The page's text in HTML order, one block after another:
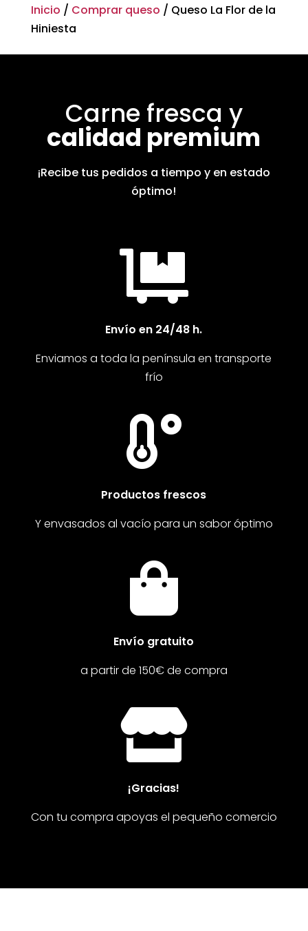
Inicio / Comprar queso / Queso La Flor de la
Hiniesta
Carne fresca y
calidad premium
¡Recibe tus pedidos a tiempo y en estado
óptimo!

Envío en 24/48 h.
Enviamos a toda la península en transporte
frío

Productos frescos
Y envasados al vacío para un sabor óptimo

Envío gratuito
a partir de 150€ de compra

¡Gracias!
Con tu compra apoyas el pequeño comercio